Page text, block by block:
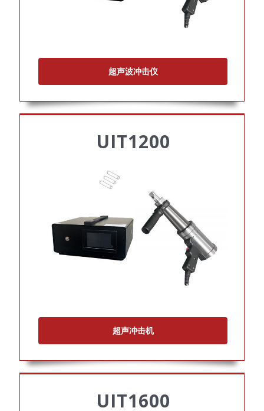
超声波冲击仪
UIT1200
超声冲击机
UIT1600